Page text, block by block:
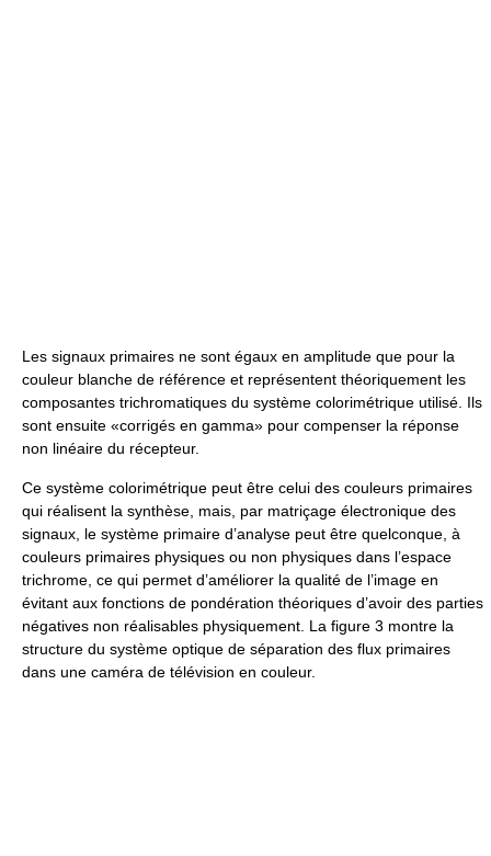
Les signaux primaires ne sont égaux en amplitude que pour la
couleur blanche de référence et représentent théoriquement les
composantes trichromatiques du système colorimétrique utilisé. Ils
sont ensuite «corrigés en gamma» pour compenser la réponse
non linéaire du récepteur.
Ce système colorimétrique peut être celui des couleurs primaires
qui réalisent la synthèse, mais, par matriçage électronique des
signaux, le système primaire d’analyse peut être quelconque, à
couleurs primaires physiques ou non physiques dans l’espace
trichrome, ce qui permet d’améliorer la qualité de l’image en
évitant aux fonctions de pondération théoriques d’avoir des parties
négatives non réalisables physiquement. La figure 3 montre la
structure du système optique de séparation des flux primaires
dans une caméra de télévision en couleur.